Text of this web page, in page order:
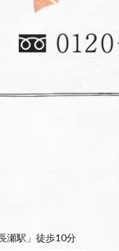
瀬駅」徒歩10分